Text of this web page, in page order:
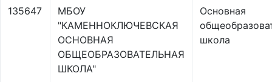
135647
МБОУ
"КАМЕННОКЛЮЧЕВСКАЯ
ОСНОВНАЯ
ОБЩЕОБРАЗОВАТЕЛЬНАЯ
ШКОЛА"
Основная
школа